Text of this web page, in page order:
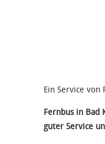
Ein Service von
Fernbus in Bad
guter Service